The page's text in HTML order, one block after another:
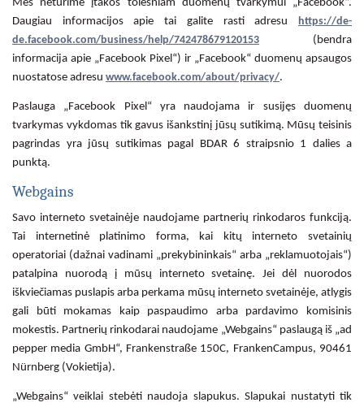
Mes neturime įtakos tolesniam duomenų tvarkymui „Facebook“.
Daugiau informacijos apie tai galite rasti adresu https://de-
de.facebook.com/business/help/742478679120153 (bendra
informacija apie „Facebook Pixel“) ir „Facebook“ duomenų apsaugos
nuostatose adresu www.facebook.com/about/privacy/.
Paslauga „Facebook Pixel“ yra naudojama ir susijęs duomenų
tvarkymas vykdomas tik gavus išankstinį jūsų sutikimą. Mūsų teisinis
pagrindas yra jūsų sutikimas pagal BDAR 6 straipsnio 1 dalies a
punktą.
Webgains
Savo interneto svetainėje naudojame partnerių rinkodaros funkciją.
Tai internetinė platinimo forma, kai kitų interneto svetainių
operatoriai (dažnai vadinami „prekybininkais“ arba „reklamuotojais“)
patalpina nuorodą į mūsų interneto svetainę. Jei dėl nuorodos
iškviečiamas puslapis arba perkama mūsų interneto svetainėje, atlygis
gali būti mokamas kaip paspaudimo arba pardavimo komisinis
mokestis. Partnerių rinkodarai naudojame „Webgains“ paslaugą iš „ad
pepper media GmbH“, Frankenstraße 150C, FrankenCampus, 90461
Nürnberg (Vokietija).
„Webgains“ veiklai stebėti naudoja slapukus. Slapukai nustatyti tik